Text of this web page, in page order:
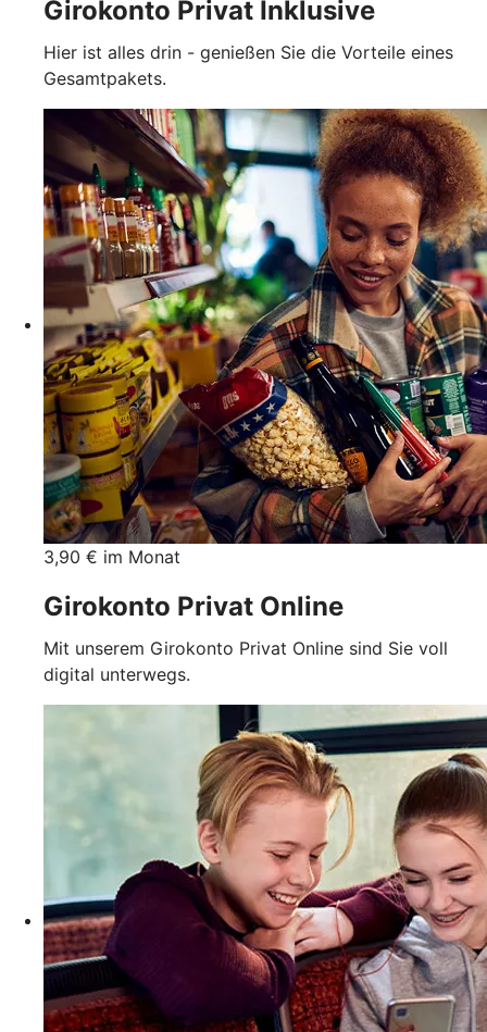
Girokonto Privat Inklusive
Hier ist alles drin - genießen Sie die Vorteile eines
Gesamtpakets.
3,90 € im Monat
Girokonto Privat Online
Mit unserem Girokonto Privat Online sind Sie voll
digital unterwegs.